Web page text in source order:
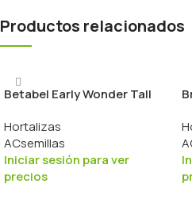
Productos relacionados
Betabel Early Wonder Tall
Hortalizas
ACsemillas
Iniciar sesión para ver
precios